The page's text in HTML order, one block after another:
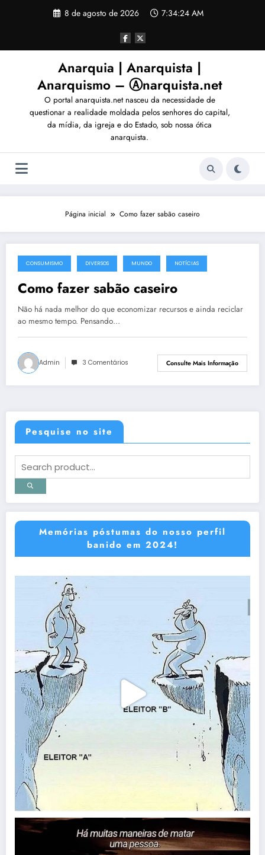
8 de agosto de 2026 7:34:27 AM
Anarquia | Anarquista |
Anarquismo – Ⓐnarquista.net
O portal anarquista.net nasceu da necessidade de
questionar a realidade moldada pelos senhores do capital,
da mídia, da igreja e do Estado, sob nossa ótica
anarquista.
Página inicial Como fazer sabão caseiro
19 de junho de 2014
CONSUMISMO DIVERSOS MUNDO NOTÍCIAS
Como fazer sabão caseiro
Não há nada melhor do que economizar recursos e ainda reciclar
ao mesmo tempo. Pensando…
Admin 3 Comentários Consulte Mais Informação
Pesquise no site
Memórias póstumas do nosso perfil
banido em 2024!